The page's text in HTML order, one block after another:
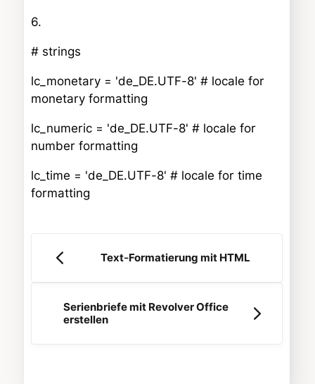
6.
# strings
lc_monetary = 'de_DE.UTF-8' # locale for
monetary formatting
lc_numeric = 'de_DE.UTF-8' # locale for
number formatting
lc_time = 'de_DE.UTF-8' # locale for time
formatting
Text-Formatierung mit HTML
Serienbriefe mit Revolver Office
erstellen